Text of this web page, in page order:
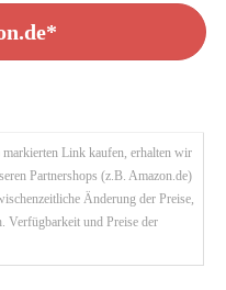
Link kaufen, erhalten wir
Partnershops (z.B. Amazon.de)
Änderung der Preise,
Verfügbarkeit und Preise der